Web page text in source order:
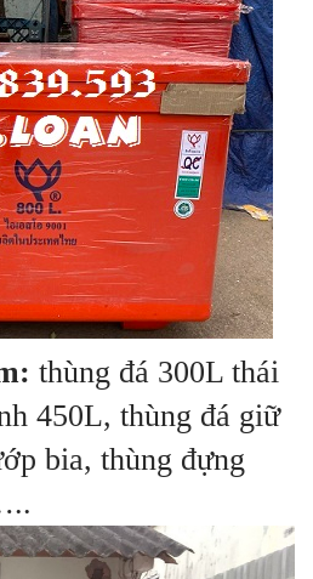
thùng đá 300L thái
450L, thùng đá giữ
bia, thùng đựng